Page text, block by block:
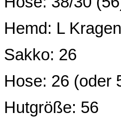
Hemd: L
Sakko: 26
Hose: 26 (oder
Hutgröße: 56